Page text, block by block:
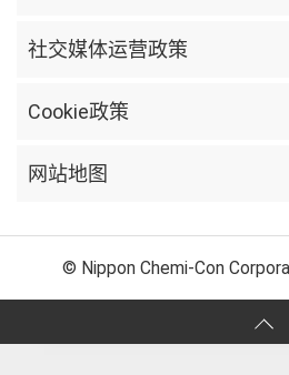
社交媒体运营政策
Cookie政策
网站地图
© Nippon Chemi-Con